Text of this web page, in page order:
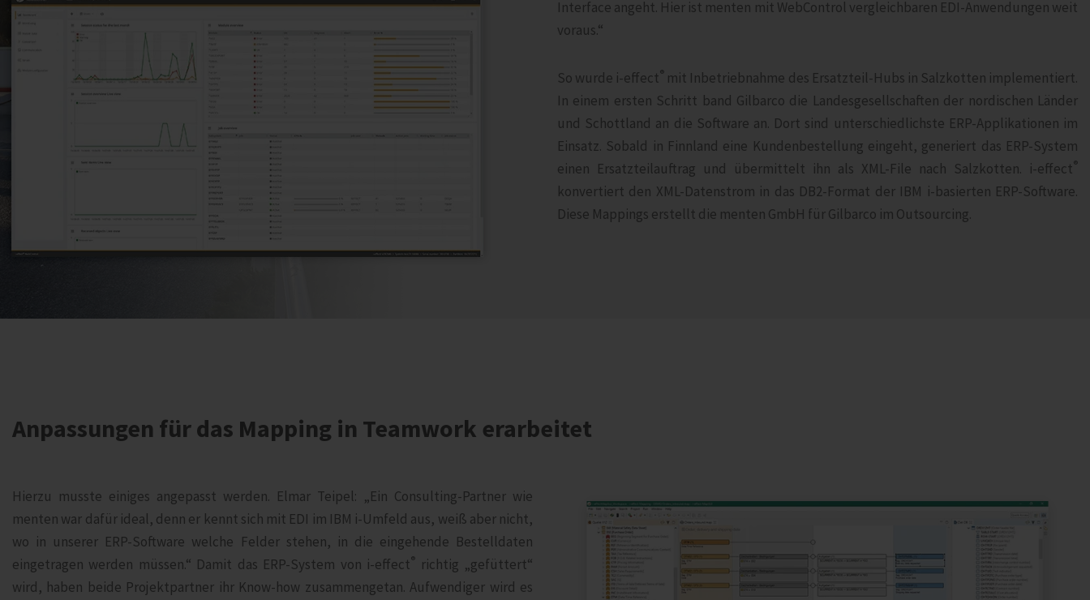
Interface angeht. Hier ist menten mit WebControl vergleichbaren EDI-Anwendungen weit
voraus.“
So wurde i‑effect® mit Inbetriebnahme des Ersatzteil-Hubs in Salzkotten implementiert.
In einem ersten Schritt band Gilbarco die Landesgesellschaften der nordischen Länder
und Schottland an die Software an. Dort sind unterschiedlichste ERP-Applikationen im
Einsatz. Sobald in Finnland eine Kundenbestellung eingeht, generiert das ERP-System
einen Ersatzteilauftrag und übermittelt ihn als XML-File nach Salzkotten. i‑effect®
konvertiert den XML-Datenstrom in das DB2-Format der IBM i-basierten ERP-Software.
Diese Mappings erstellt die menten GmbH für Gilbarco im Outsourcing.
Anpassungen für das Mapping in Teamwork erarbeitet
Hierzu musste einiges angepasst werden. Elmar Teipel: „Ein Consulting-Partner wie
menten war dafür ideal, denn er kennt sich mit EDI im IBM i-Umfeld aus, weiß aber nicht,
wo in unserer ERP-Software welche Felder stehen, in die eingehende Bestelldaten
eingetragen werden müssen.“ Damit das ERP-System von i‑effect® richtig „gefüttert“
wird, haben beide Projektpartner ihr Know-how zusammengetan. Aufwendiger wird es